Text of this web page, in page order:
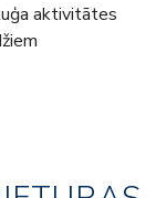
aktivitātes